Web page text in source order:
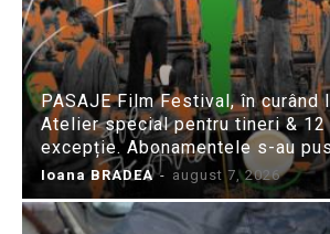
PASAJE Film Festival, în curând
Atelier special pentru tineri &
excepție. Abonamentele s-au
Ioana BRADEA - august 7, 2026